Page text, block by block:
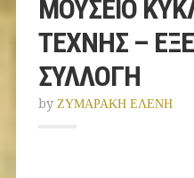
ΜΟΥΣΕΙΟ
ΤΕΧΝΗΣ –
ΣΥΛΛΟΓΗ
by ΖΥΜΑΡΑΚΗ ΕΛΕΝΗ